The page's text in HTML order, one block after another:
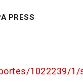
PRESS
1022239/1/